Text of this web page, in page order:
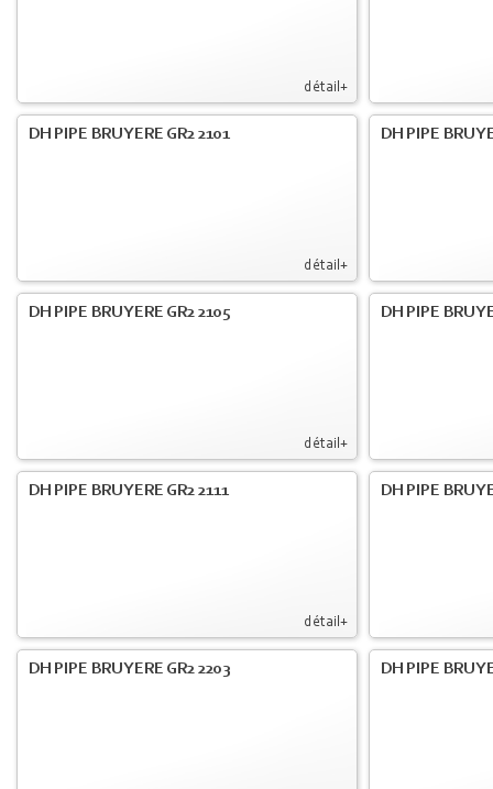
détail+
détail+
DH PIPE BRUYERE GR2 2101 DH PIPE
détail+
DH PIPE BRUYERE GR2 2105 DH PIPE
détail+
DH PIPE BRUYERE GR2 2111 DH PIPE
DH PIPE BRUYERE GR2 2203 DH PIPE